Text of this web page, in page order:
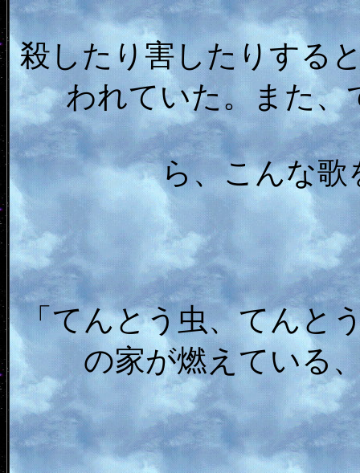
殺したり害したりする
われていた。また、
ら、こんな歌
「てんとう虫、てんと
の家が燃えている